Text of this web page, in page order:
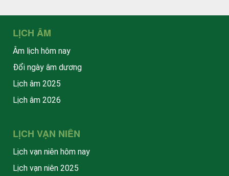
LỊCH ÂM
Âm lịch hôm nay
Đổi ngày âm dương
Lịch âm 2025
Lịch âm 2026
LỊCH VẠN NIÊN
Lịch vạn niên hôm nay
Lịch vạn niên 2025